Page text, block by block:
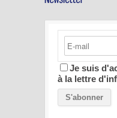
Je suis
à la lettre